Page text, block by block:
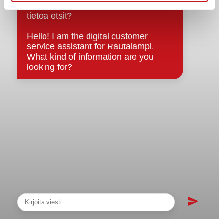
sopimukset
Asiakirjajulkisuuskuvaus
Evästeet
Saavutettavuusseloste
Tietosuoja
Tietosuojaselosteet